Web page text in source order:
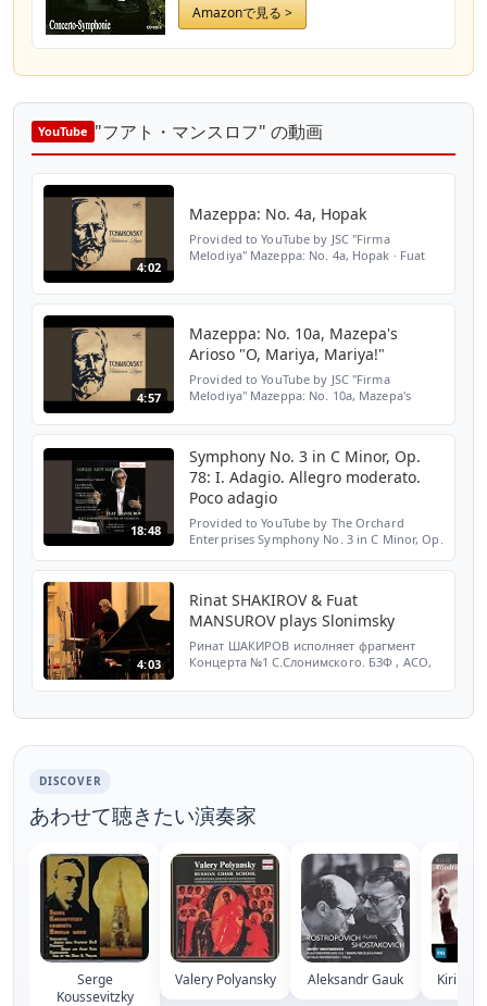
Amazonで見る >
YouTube "フアト・マンスロフ" の動画
4:02
Mazeppa: No. 4a, Hopak
Provided to YouTube by JSC "Firma
Melodiya" Mazeppa: No. 4a, Hopak · Fuat
4:57
Mazeppa: No. 10a, Mazepa's
Arioso "O, Mariya, Mariya!"
Provided to YouTube by JSC "Firma
Melodiya" Mazeppa: No. 10a, Mazepa's
18:48
Symphony No. 3 in C Minor, Op.
78: I. Adagio. Allegro moderato.
Poco adagio
Provided to YouTube by The Orchard
Enterprises Symphony No. 3 in C Minor, Op.
4:03
Rinat SHAKIROV & Fuat
MANSUROV plays Slonimsky
Ринат ШАКИРОВ исполняет фрагмент
Концерта №1 С.Слонимского. БЗФ , АСО,
DISCOVER
あわせて聴きたい演奏家
Serge
Koussevitzky
Valery Polyansky Aleksandr Gauk Kirill